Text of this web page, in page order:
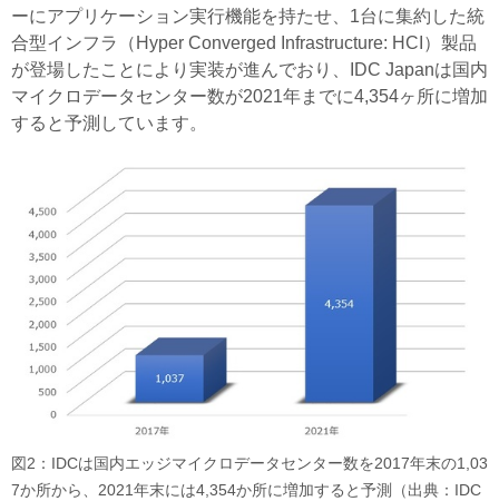
ーにアプリケーション実行機能を持たせ、1台に集約した統
合型インフラ（Hyper Converged Infrastructure: HCI）製品
が登場したことにより実装が進んでおり、IDC Japanは国内
マイクロデータセンター数が2021年までに4,354ヶ所に増加
すると予測しています。
図2：IDCは国内エッジマイクロデータセンター数を2017年末の1,03
7か所から、2021年末には4,354か所に増加すると予測（出典：IDC